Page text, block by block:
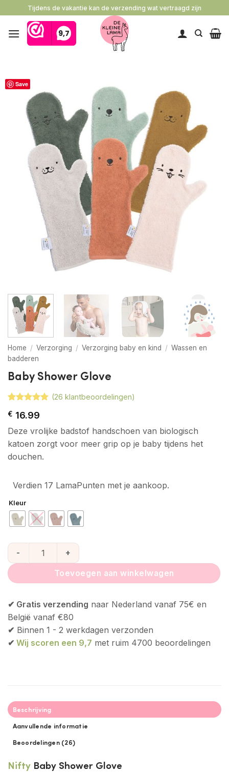
naar
inhoud
Tijdens de vakantie kan de verzending wat vertraagd zijn
Save
Home / Verzorging / Verzorging baby en kind / Wassen en
badderen
Baby Shower Glove
4.88op 5
opklant
waarderingen
(26 klantbeoordelingen)
€ 16.99
Deze vrolijke badstof handschoen van biologisch
katoen zorgt voor meer grip op je baby tijdens het
douchen.
Verdien 17 LamaPunten met je aankoop.
Kleur
Baby Shower Glove aantal
Toevoegen aan winkelwagen
✔ Gratis verzending naar Nederland vanaf 75€ en
België vanaf €80
✔ Binnen 1 - 2 werkdagen verzonden
✔ Wij scoren een 9,7 met ruim 4700 beoordelingen
Beschrijving
Aanvullende informatie
Beoordelingen (26)
Nifty Baby Shower Glove